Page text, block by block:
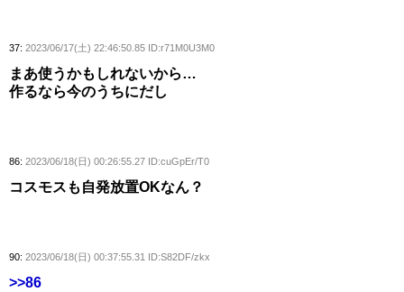
37: 2023/06/17(土) 22:46:50.85 ID:r71M0U3M0
まあ使うかもしれないから…
作るなら今のうちにだし
86: 2023/06/18(日) 00:26:55.27 ID:cuGpEr/T0
コスモスも自発放置OKなん？
90: 2023/06/18(日) 00:37:55.31 ID:S82DF/zkx
>>86